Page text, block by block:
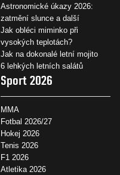
Astronomické úkazy 2026:
zatmění slunce a další
Jak obléci miminko při
vysokých teplotách?
Jak na dokonalé letní mojito
6 lehkých letních salátů
Sport 2026
MMA
Fotbal 2026/27
Hokej 2026
Tenis 2026
F1 2026
Atletika 2026